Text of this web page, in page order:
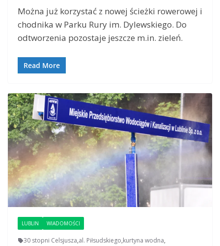
Można już korzystać z nowej ścieżki rowerowej i
chodnika w Parku Rury im. Dylewskiego. Do
odtworzenia pozostaje jeszcze m.in. zieleń.
Read More
LUBLIN WIADOMOŚCI
30 stopni Celsjusza,al. Piłsudskiego,kurtyna wodna,